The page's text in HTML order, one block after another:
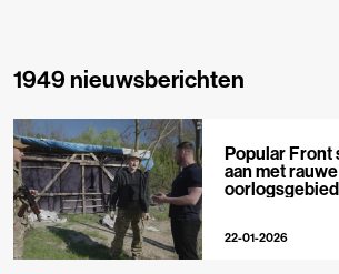
1949 nieuwsberichten
Popular Front
aan met
22-01-2026